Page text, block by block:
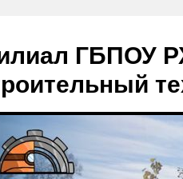
ГБПОУ